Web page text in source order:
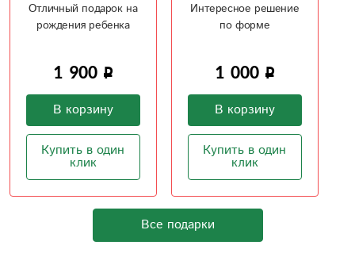
Интересное решение
по форме
1 000
В корзину
Купить в один
клик
Купить в один
клик
Все подарки